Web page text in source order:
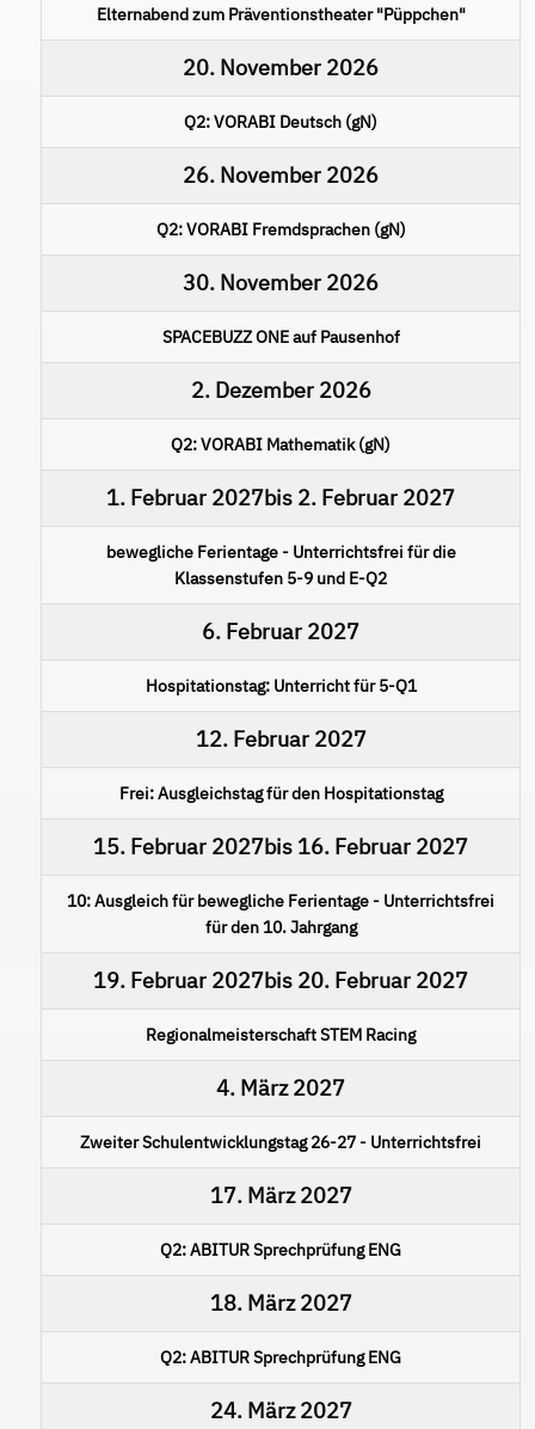
Elternabend zum Präventionstheater "Püppchen"
20. November 2026
Q2: VORABI Deutsch (gN)
26. November 2026
Q2: VORABI Fremdsprachen (gN)
30. November 2026
SPACEBUZZ ONE auf Pausenhof
2. Dezember 2026
Q2: VORABI Mathematik (gN)
1. Februar 2027bis 2. Februar 2027
bewegliche Ferientage - Unterrichtsfrei für die
Klassenstufen 5-9 und E-Q2
6. Februar 2027
Hospitationstag: Unterricht für 5-Q1
12. Februar 2027
Frei: Ausgleichstag für den Hospitationstag
15. Februar 2027bis 16. Februar 2027
10: Ausgleich für bewegliche Ferientage - Unterrichtsfrei
für den 10. Jahrgang
19. Februar 2027bis 20. Februar 2027
Regionalmeisterschaft STEM Racing
4. März 2027
Zweiter Schulentwicklungstag 26-27 - Unterrichtsfrei
17. März 2027
Q2: ABITUR Sprechprüfung ENG
18. März 2027
Q2: ABITUR Sprechprüfung ENG
24. März 2027